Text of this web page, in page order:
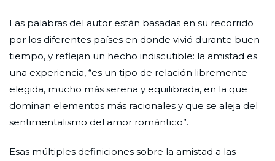
Las palabras del autor están basadas en su recorrido
por los diferentes países en donde vivió durante buen
tiempo, y reflejan un hecho indiscutible: la amistad es
una experiencia, “es un tipo de relación libremente
elegida, mucho más serena y equilibrada, en la que
dominan elementos más racionales y que se aleja del
sentimentalismo del amor romántico”.
Esas múltiples definiciones sobre la amistad a las